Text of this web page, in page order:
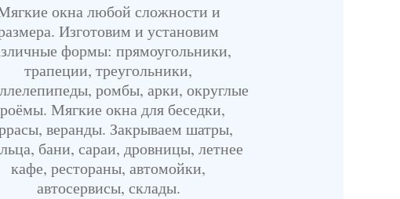
окна любой сложности и
Изготовим и установим
формы: прямоугольники,
трапеции, треугольники,
ромбы, арки, округлые
Мягкие окна для беседки,
веранды. Закрываем шатры,
бани, сараи, дровницы, летнее
кафе, рестораны, автомойки,
автосервисы, склады.